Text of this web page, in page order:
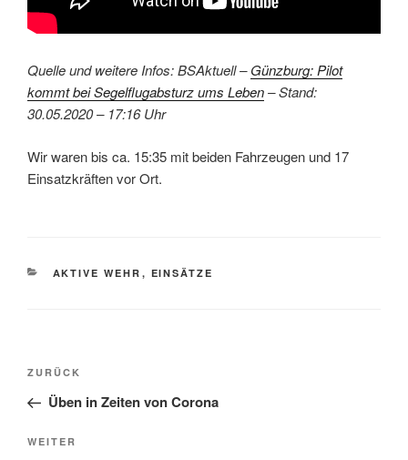
Quelle und weitere Infos: BSAktuell –Günzburg: Pilot
kommt bei Segelflugabsturz ums Leben– Stand:
30.05.2020 – 17:16 Uhr
Wir waren bis ca. 15:35 mit beiden Fahrzeugen und 17
Einsatzkräften vor Ort.
KATEGORIEN
AKTIVE WEHR , EINSÄTZE
Beitragsnavigation
Vorheriger
Beitrag
ZURÜCK
Üben in Zeiten von Corona
Nächster
WEITER